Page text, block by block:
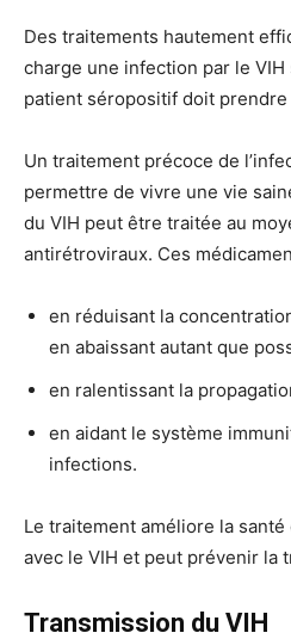
Des traitements hautement
charge une infection par le
patient séropositif doit
Un traitement précoce de
permettre de vivre une vie
du VIH peut être traitée au
antirétroviraux. Ces
en réduisant la
en abaissant autant que
en ralentissant la
en aidant le système
infections.
Le traitement améliore la
avec le VIH et peut prévenir la
Transmission du VIH